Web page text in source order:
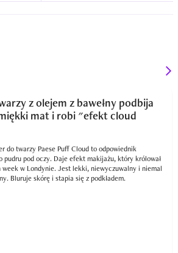
z olejem z bawełny podbija
mat i robi "efekt cloud
do twarzy Paese Puff Cloud to odpowiednik
pudru pod oczy. Daje efekt makijażu, który królował
week w Londynie. Jest lekki, niewyczuwalny i niemal
Bluruje skórę i stapia się z podkładem.